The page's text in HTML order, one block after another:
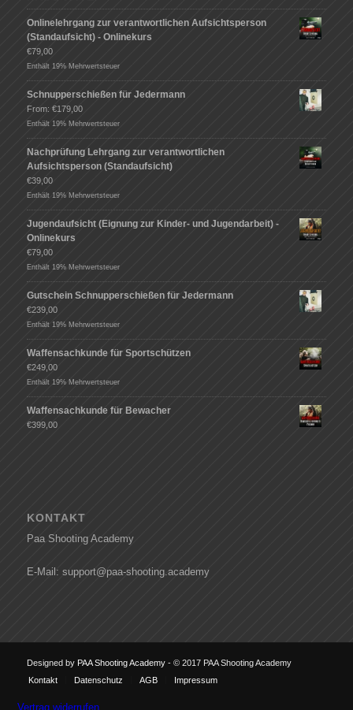
Onlinelehrgang zur verantwortlichen Aufsichtsperson
(Standaufsicht) - Onlinekurs
€79,00
Enthält 19% Mehrwertsteuer
Schnupperschießen für Jedermann
From: €179,00
Enthält 19% Mehrwertsteuer
Nachprüfung Lehrgang zur verantwortlichen
Aufsichtsperson (Standaufsicht)
€39,00
Enthält 19% Mehrwertsteuer
Jugendaufsicht (Eignung zur Kinder- und Jugendarbeit) -
Onlinekurs
€79,00
Enthält 19% Mehrwertsteuer
Gutschein Schnupperschießen für Jedermann
€239,00
Enthält 19% Mehrwertsteuer
Waffensachkunde für Sportschützen
€249,00
Enthält 19% Mehrwertsteuer
Waffensachkunde für Bewacher
€399,00
KONTAKT
Paa Shooting Academy
E-Mail: support@paa-shooting.academy
Designed by PAA Shooting Academy- © 2017 PAA Shooting Academy
Kontakt
Datenschutz AGB Impressum
Vertrag widerrufen